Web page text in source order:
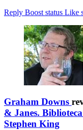
Reply Boost status Like
Graham Downs
& Janes.
Stephen King